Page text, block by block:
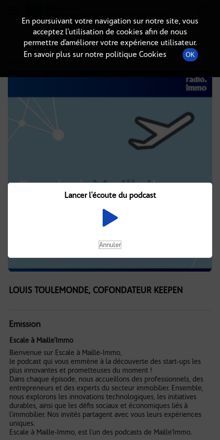
DÉTAILS DE L'ÉMISSION
LOUIS TOULEMONDE, COFONDATEUR KEEPEN
Emission
Escale à Maille'Immo
Bienvenue sur Escale à Maille-Immo,
le podcast qui vous emmène à la découverte des start-ups les
plus innovantes et prometteuses du moment !
Dans chaque épisode, nous accueillons des professionnels, des
entrepreneurs et des experts du secteur immobilier. Ensemble,
nous explorons les innovations technologiques, les initiatives
durables, ainsi que les défis sociaux et économiques liés à
l'immobilier. Nos invités partagent avec vous leurs expériences
uniques.
Escale à Maille-Immo, est l'un des podcasts de Maille'Immo.
En poursuivant votre navigation sur notre site, vous
acceptez l’utilisation de cookies afin de nous
permettre d’améliorer votre expérience utilisateur.
En savoir plus sur notre politique Cookies
OK
Lancer l'écoute du podcast
Annuler